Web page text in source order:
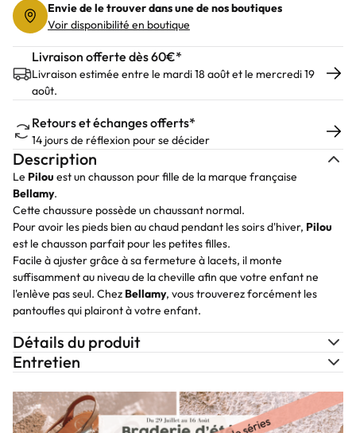
Envie de le trouver dans une de nos boutiques
Voir disponibilité en boutique
Livraison offerte dès 60€*
Livraison estimée entre le mardi 18 août et le mercredi 19
août.
Retours et échanges offerts*
14 jours de réflexion pour se décider
Description
Le Pilou est un chausson pour fille de la marque française
Bellamy.
Cette chaussure possède un chaussant normal.
Pour avoir les pieds bien au chaud pendant les soirs d'hiver, Pilou
est le chausson parfait pour les petites filles.
Facile à ajuster grâce à sa fermeture à lacets, il monte
suffisamment au niveau de la cheville afin que votre enfant ne
l'enlève pas seul. Chez Bellamy, vous trouverez forcément les
pantoufles qui plairont à votre enfant.
Détails du produit
Entretien